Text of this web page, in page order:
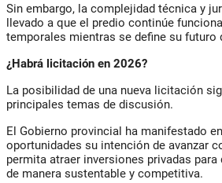
Sin embargo, la complejidad técnica y
llevado a que el predio continúe
temporales mientras se define su futuro
¿Habrá licitación en 2026?
La posibilidad de una nueva licitación
principales temas de discusión.
El Gobierno provincial ha manifestado
oportunidades su intención de avanzar
permita atraer inversiones privadas
de manera sustentable y competitiva.